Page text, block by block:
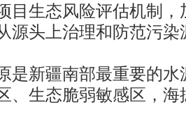
目生态风险评估机制，
源头上治理和防范污染
新疆南部最重要的水
、生态脆弱敏感区，海